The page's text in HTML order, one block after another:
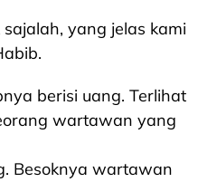
yang jelas kami
berisi uang. Terlihat
wartawan yang
Besoknya wartawan